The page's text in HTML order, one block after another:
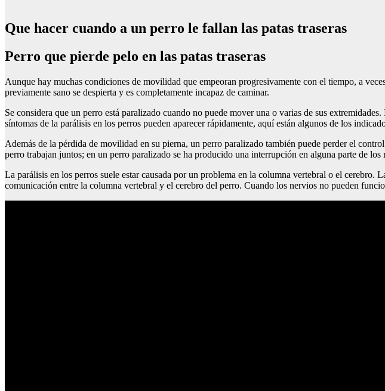
Que hacer cuando a un perro le fallan las patas traseras
Perro que pierde pelo en las patas traseras
Aunque hay muchas condiciones de movilidad que empeoran progresivamente con el tiempo, a
previamente sano se despierta y es completamente incapaz de caminar.
Se considera que un perro está paralizado cuando no puede mover una o varias de sus
síntomas de la parálisis en los perros pueden aparecer rápidamente, aquí están algunos de los
Además de la pérdida de movilidad en su pierna, un perro paralizado también puede perder el
perro trabajan juntos; en un perro paralizado se ha producido una interrupción en alguna parte de
La parálisis en los perros suele estar causada por un problema en la columna vertebral o el
comunicación entre la columna vertebral y el cerebro del perro. Cuando los nervios no pueden